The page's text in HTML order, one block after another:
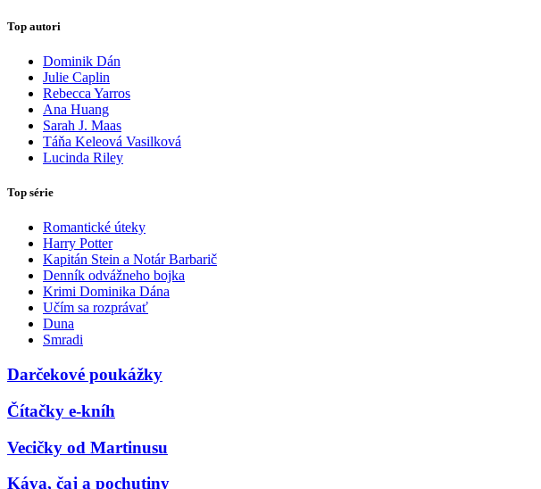
Top autori
Dominik Dán
Julie Caplin
Rebecca Yarros
Ana Huang
Sarah J. Maas
Táňa Keleová Vasilková
Lucinda Riley
Top série
Romantické úteky
Harry Potter
Kapitán Stein a Notár Barbarič
Denník odvážneho bojka
Krimi Dominika Dána
Učím sa rozprávať
Duna
Smradi
Darčekové poukážky
Čítačky e-kníh
Vecičky od Martinusu
Káva, čaj a pochutiny